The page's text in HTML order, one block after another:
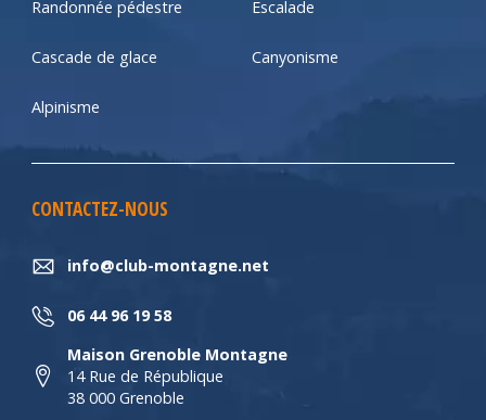
Randonnée pédestre Escalade
Cascade de glace Canyonisme
Alpinisme
CONTACTEZ-NOUS
info@club-montagne.net
06 44 96 19 58
Maison Grenoble Montagne
14 Rue de République
38 000 Grenoble